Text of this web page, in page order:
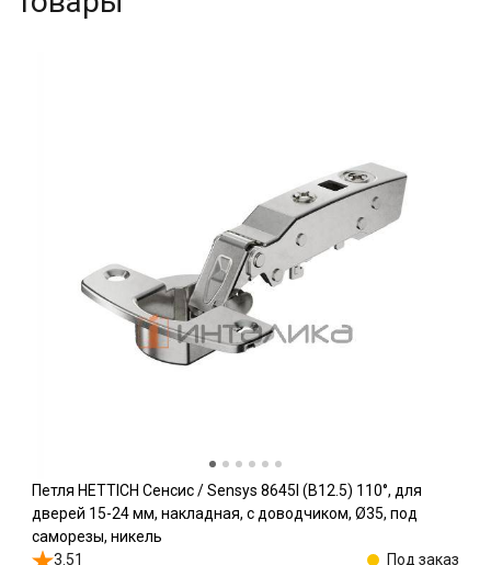
Петля HETTICH Сенсис / Sensys 8645I (B12.5) 110°, для
дверей 15-24 мм, накладная, с доводчиком, Ø35, под
саморезы, никель
3.51
Под заказ